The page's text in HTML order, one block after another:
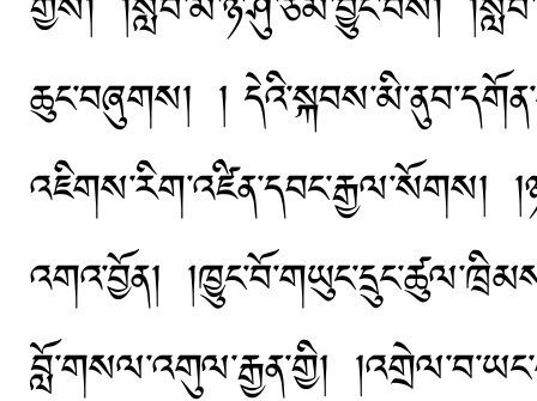
ཆུང་བཞུགས། །
འཇིགས་རིག་འཛིན་དབང་རྒྱལ་སོགས།
འགའ་བྱོན།
བློ་གསལ་འགུལ་རྒྱན་གྱི།